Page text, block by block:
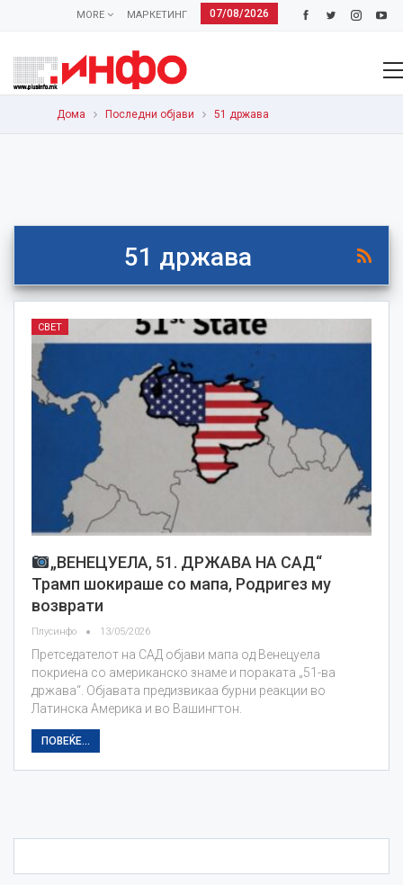
07/08/2026
МАРКЕТИНГ
MORE
Дома Последни објави 51 држава
51 држава
СВЕТ
„ВЕНЕЦУЕЛА, 51. ДРЖАВА НА САД“
Трамп шокираше со мапа, Родригез му
возврати
Плусинфо 13/05/2026
Претседателот на САД објави мапа од Венецуела
покриена со американско знаме и пораката „51-ва
држава“. Објавата предизвикаа бурни реакции во
Латинска Америка и во Вашингтон.
ПОВЕЌЕ...